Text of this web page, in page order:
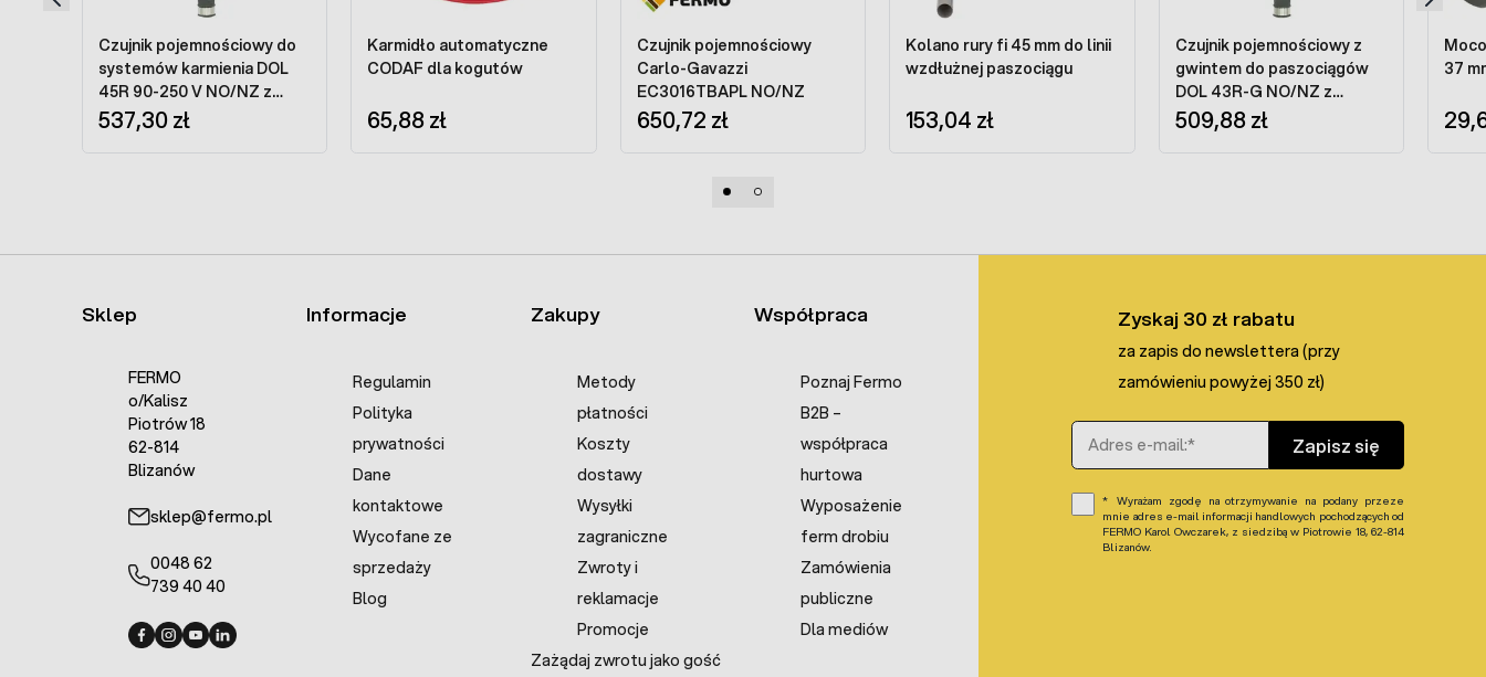
Czujnik pojemnościowy do
systemów karmienia DOL
45R 90-250 V NO/NZ z
opóźnieniem czasowym
537,30 zł
Karmidło automatyczne
CODAF dla kogutów
65,88 zł
Czujnik pojemnościowy
Carlo-Gavazzi
EC3016TBAPL NO/NZ
650,72 zł
Kolano rury fi 45 mm do linii
wzdłużnej paszociągu
153,04 zł
Czujnik pojemnościowy z
gwintem do paszociągów
DOL 43R-G NO/NZ z
opóźnieniem czasowym
509,88 zł
37
Sklep
FERMO
o/Kalisz
Piotrów 18
62-814
Blizanów
sklep@fermo.pl
0048 62
739 40 40
Informacje
Regulamin
Polityka
prywatności
Dane
kontaktowe
Wycofane ze
sprzedaży
Blog
Zakupy
Metody
płatności
Koszty
dostawy
Wysyłki
zagraniczne
Zwroty i
reklamacje
Promocje
Zażądaj zwrotu jako gość
Współpraca
Poznaj Fermo
B2B –
współpraca
hurtowa
Wyposażenie
ferm drobiu
Zamówienia
publiczne
Dla mediów
Zyskaj 30 zł rabatu
za zapis do newslettera (przy
zamówieniu powyżej 350 zł)
Adres e-mail
Zapisz się
Wyrażam zgodę na otrzymywanie na podany przeze
mnie adres e-mail informacji handlowych pochodzących od
FERMO Karol Owczarek, z siedzibą w Piotrowie 18, 62-814
Blizanów.